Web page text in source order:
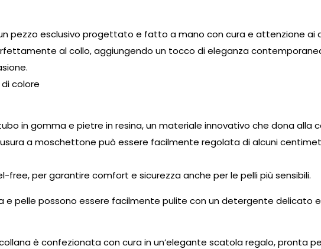
un pezzo esclusivo progettato e fatto a mano con cura e attenzione
al collo, aggiungendo un tocco di eleganza
colore
in gomma e pietre in resina, un materiale innovativo che dona alla
a moschettone può essere facilmente regolata di alcuni
free, per garantire comfort e sicurezza anche per le pelli più sensibili.
e pelle possono essere facilmente pulite con un detergente delicato
è confezionata con cura in un’elegante scatola regalo, pronta